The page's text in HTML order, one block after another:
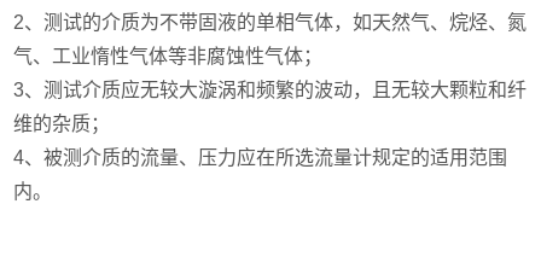
2、测试的介质为不带固液的单相气体，如天然气、烷烃、氮
气、工业惰性气体等非腐蚀性气体；
3、测试介质应无较大漩涡和频繁的波动，且无较大颗粒和纤
维的杂质；
4、被测介质的流量、压力应在所选流量计规定的适用范围
内。